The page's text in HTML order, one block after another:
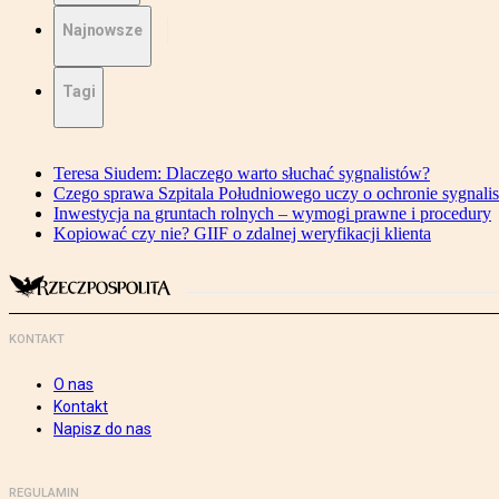
Najnowsze
Tagi
Teresa Siudem: Dlaczego warto słuchać sygnalistów?
Czego sprawa Szpitala Południowego uczy o ochronie
Inwestycja na gruntach rolnych – wymogi prawne i procedury
Kopiować czy nie? GIIF o zdalnej weryfikacji klienta
KONTAKT
O nas
Kontakt
Napisz do nas
REGULAMIN